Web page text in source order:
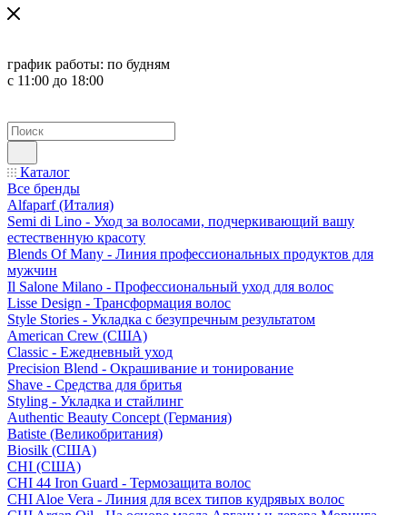
график работы: по будням
с 11:00 до 18:00
Каталог
Все бренды
Alfaparf (Италия)
Semi di Lino - Уход за волосами, подчеркивающий вашу
естественную красоту
Blends Of Many - Линия профессиональных продуктов для
мужчин
Il Salone Milano - Профессиональный уход для волос
Lisse Design - Трансформация волос
Style Stories - Укладка с безупречным результатом
American Crew (США)
Classic - Ежедневный уход
Precision Blend - Окрашивание и тонирование
Shave - Средства для бритья
Styling - Укладка и стайлинг
Authentic Beauty Concept (Германия)
Batiste (Великобритания)
Biosilk (США)
CHI (США)
CHI 44 Iron Guard - Термозащита волос
CHI Aloe Vera - Линия для всех типов кудрявых волос